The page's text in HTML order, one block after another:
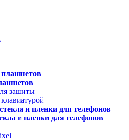
защиты
и пленки для телефонов